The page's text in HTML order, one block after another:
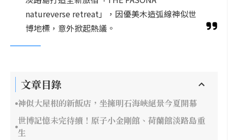
natureverse retreat」，因優美木造弧線神似世
博地標，意外掀起熱議。
文章目錄
神似大屋根的新飯店，坐擁明石海峽絕景今夏開幕
世博記憶未完待續！原子小金剛館、荷蘭館淡路島重
生